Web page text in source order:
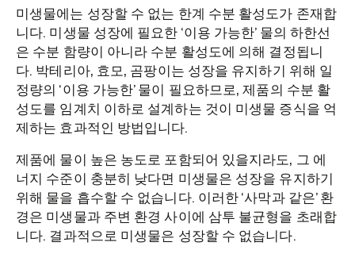
미생물에는 성장할 수 없는 한계 수분 활성도가 존재합
니다. 미생물 성장에 필요한 ‘이용 가능한’ 물의 하한선
은 수분 함량이 아니라 수분 활성도에 의해 결정됩니
다. 박테리아, 효모, 곰팡이는 성장을 유지하기 위해 일
정량의 ‘이용 가능한’ 물이 필요하므로, 제품의 수분 활
성도를 임계치 이하로 설계하는 것이 미생물 증식을 억
제하는 효과적인 방법입니다.
제품에 물이 높은 농도로 포함되어 있을지라도, 그 에
너지 수준이 충분히 낮다면 미생물은 성장을 유지하기
위해 물을 흡수할 수 없습니다. 이러한 ‘사막과 같은’ 환
경은 미생물과 주변 환경 사이에 삼투 불균형을 초래합
니다. 결과적으로 미생물은 성장할 수 없습니다.